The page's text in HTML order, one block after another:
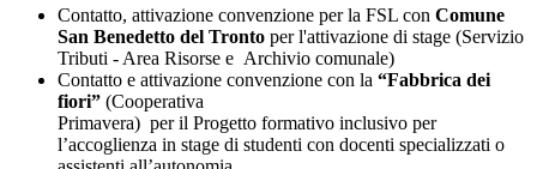
Contatto, attivazione convenzione per la FSL con Comune
San Benedetto del Tronto per l'attivazione di stage (Servizio
Tributi - Area Risorse e Archivio comunale)
Contatto e attivazione convenzione con la “Fabbrica dei
fiori” (Cooperativa
Primavera) per il Progetto formativo inclusivo per
l’accoglienza in stage di studenti con docenti specializzati o